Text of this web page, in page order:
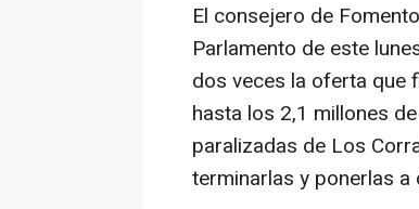
El consejero de
Parlamento de este
dos veces la oferta que
hasta los 2,1 millones
paralizadas de Los
terminarlas y ponerlas